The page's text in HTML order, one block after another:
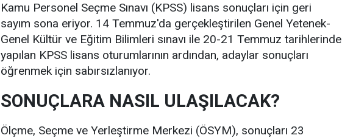
Kamu Personel Seçme Sınavı (KPSS) lisans sonuçları için geri
sayım sona eriyor. 14 Temmuz'da gerçekleştirilen Genel Yetenek-
Genel Kültür ve Eğitim Bilimleri sınavı ile 20-21 Temmuz tarihlerinde
yapılan KPSS lisans oturumlarının ardından, adaylar sonuçları
öğrenmek için sabırsızlanıyor.
SONUÇLARA NASIL ULAŞILACAK?
Ölçme, Seçme ve Yerleştirme Merkezi (ÖSYM), sonuçları 23